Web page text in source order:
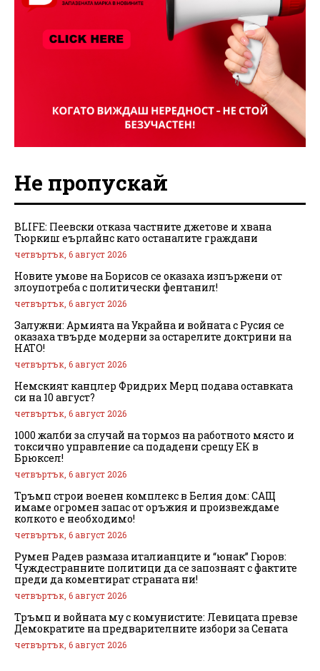
Не пропускай
BLIFE: Пеевски отказа частните джетове и хвана
Тюркиш еърлайнс като останалите граждани
четвъртък, 6 август 2026
Новите умове на Борисов се оказаха изпържени от
злоупотреба с политически фентанил!
четвъртък, 6 август 2026
Залужни: Армията на Украйна и войната с Русия се
оказаха твърде модерни за остарелите доктрини на
НАТО!
четвъртък, 6 август 2026
Немският канцлер Фридрих Мерц подава оставката
си на 10 август?
четвъртък, 6 август 2026
1000 жалби за случай на тормоз на работното място и
токсично управление са подадени срещу ЕК в
Брюксел!
четвъртък, 6 август 2026
Тръмп строи военен комплекс в Белия дом: САЩ
имаме огромен запас от оръжия и произвеждаме
колкото е необходимо!
четвъртък, 6 август 2026
Румен Радев размаза италианците и “юнак” Гюров:
Чуждестранните политици да се запознаят с фактите
преди да коментират страната ни!
четвъртък, 6 август 2026
Тръмп и войната му с комунистите: Левицата превзе
Демократите на предварителните избори за Сената
четвъртък, 6 август 2026